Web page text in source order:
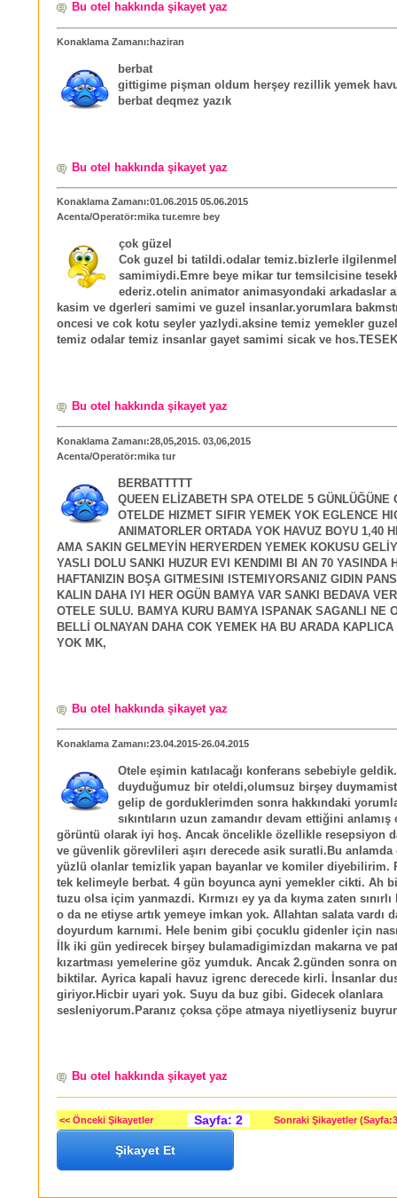
Bu otel hakkında şikayet yaz
Konaklama Zamanı:haziran
berbat
gittigime pişman oldum herşey rezillik yemek
berbat deqmez yazık
Bu otel hakkında şikayet yaz
Konaklama Zamanı:01.06.2015 05.06.2015
Acenta/Operatör:mika tur.emre bey
çok güzel
Cok guzel bi tatildi.odalar temiz.bizlerle
samimiydi.Emre beye mikar tur temsilcisine
ederiz.otelin animator animasyondaki arkadaslar
kasim ve dgerleri samimi ve guzel insanlar.yorumlara
oncesi ve cok kotu seyler yazlydi.aksine temiz yemekler
temiz odalar temiz insanlar gayet samimi sicak ve
Bu otel hakkında şikayet yaz
Konaklama Zamanı:28,05,2015. 03,06,2015
Acenta/Operatör:mika tur
BERBATTTTT
QUEEN ELİZABETH SPA OTELDE 5 GÜNLÜĞÜNE
OTELDE HIZMET SIFIR YEMEK YOK EGLENCE
ANIMATORLER ORTADA YOK HAVUZ BOYU 1,40
AMA SAKIN GELMEYİN HERYERDEN YEMEK KOKUSU
YASLI DOLU SANKI HUZUR EVI KENDIMI BI AN 70 YASINDA
HAFTANIZIN BOŞA GITMESINI ISTEMIYORSANIZ GIDIN
KALIN DAHA IYI HER OGÜN BAMYA VAR SANKI BEDAVA
OTELE SULU. BAMYA KURU BAMYA ISPANAK SAGANLI NE
BELLİ OLNAYAN DAHA COK YEMEK HA BU ARADA KAPLICA
YOK MK,
Bu otel hakkında şikayet yaz
Konaklama Zamanı:23.04.2015-26.04.2015
Otele eşimin katılacağı konferans sebebiyle
duyduğumuz bir oteldi,olumsuz birşey
gelip de gorduklerimden sonra hakkındaki
sıkıntıların uzun zamandır devam ettiğini
görüntü olarak iyi hoş. Ancak öncelikle özellikle resepsiyon
ve güvenlik görevlileri aşırı derecede asik suratli.Bu anlamda
yüzlü olanlar temizlik yapan bayanlar ve komiler diyebilirim.
tek kelimeyle berbat. 4 gün boyunca ayni yemekler cikti. Ah
tuzu olsa içim yanmazdi. Kırmızı ey ya da kıyma zaten sınırlı
o da ne etiyse artık yemeye imkan yok. Allahtan salata vardı
doyurdum karnımi. Hele benim gibi çocuklu gidenler için
İlk iki gün yedirecek birşey bulamadigimizdan makarna ve
kızartması yemelerine göz yumduk. Ancak 2.günden sonra
biktilar. Ayrica kapali havuz igrenc derecede kirli. İnsanlar
giriyor.Hicbir uyari yok. Suyu da buz gibi. Gidecek olanlara
sesleniyorum.Paranız çoksa çöpe atmaya niyetliyseniz
Bu otel hakkında şikayet yaz
<< Önceki Şikayetler Sayfa: 2 Sonraki Şikayetler
Şikayet Et